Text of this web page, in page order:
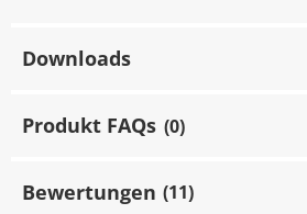
Downloads
Produkt FAQs (0)
Bewertungen (11)